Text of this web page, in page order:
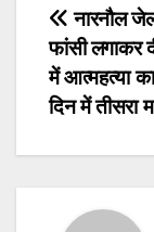
Post
नारनौल
फांसी लगाकर
में आत्महत्या
दिन में तीसरा